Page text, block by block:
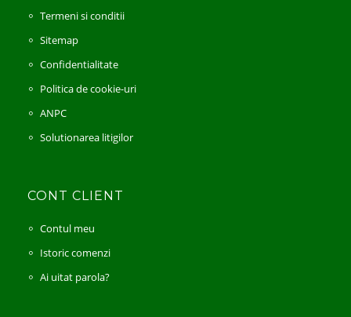
Termeni si conditii
Sitemap
Confidentialitate
Politica de cookie-uri
ANPC
Solutionarea litigilor
CONT CLIENT
Contul meu
Istoric comenzi
Ai uitat parola?